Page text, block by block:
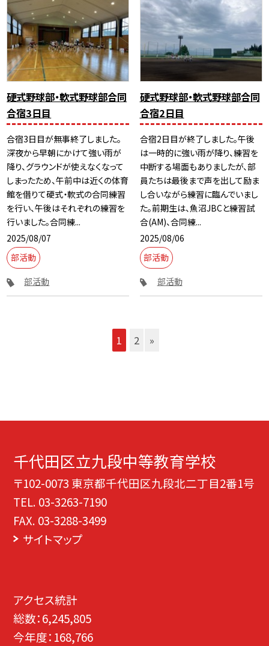
硬式野球部・軟式野球部合同
合宿3日目
合宿3日目が無事終了しました。
深夜から早朝にかけて強い雨が
降り、グラウンドが使えなくなって
しまったため、午前中は近くの体育
館を借りて硬式・軟式の合同練習
を行い、午後はそれぞれの練習を
行いました。合同練...
2025/08/07
部活動
部活動
硬式野球部・軟式野球部合同
合宿2日目
合宿2日目が終了しました。午後
は一時的に強い雨が降り、練習を
中断する場面もありましたが、部
員たちは最後まで声を出して励ま
し合いながら練習に臨んでいまし
た。前期生は、魚沼JBCと練習試
合(AM)、合同練...
2025/08/06
部活動
部活動
1 2 »
千代田区立九段中等教育学校
〒102-0073 東京都千代田区九段北二丁目2番1号
TEL. 03-3263-7190
FAX. 03-3288-3499
サイトマップ
アクセス統計
総数：6,245,805
今年度： 168,766